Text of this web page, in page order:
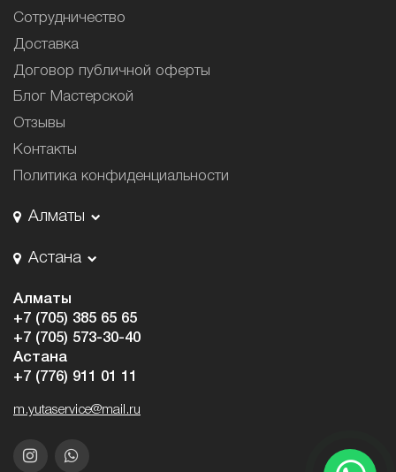
Сотрудничество
Доставка
Договор публичной оферты
Блог Мастерской
Отзывы
Контакты
Политика конфиденциальности
Алматы
Астана
Алматы
+7 (705) 385 65 65
+7 (705) 573-30-40
Астана
+7 (776) 911 01 11
m.yutaservice@mail.ru